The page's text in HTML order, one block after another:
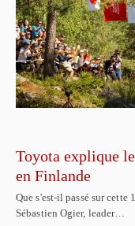
Toyota explique
en Finlande
Que s'est-il passé sur
Sébastien Ogier, leader…